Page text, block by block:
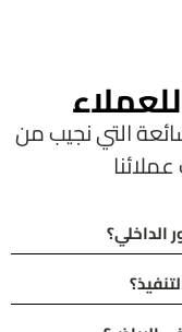
التي نجيب من